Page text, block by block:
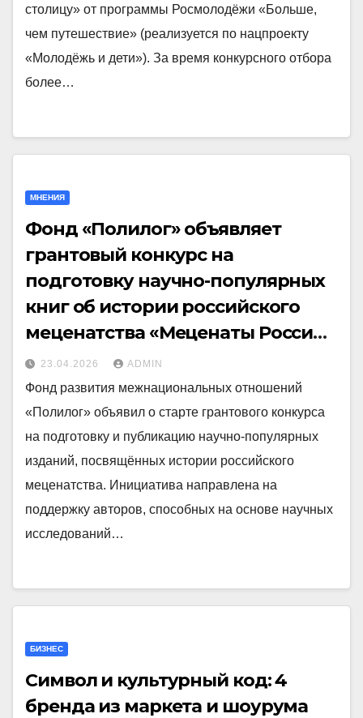
столицу» от программы Росмолодёжи «Больше,
чем путешествие» (реализуется по нацпроекту
«Молодёжь и дети»). За время конкурсного отбора
более…
МНЕНИЯ
Фонд «Полилог» объявляет
грантовый конкурс на
подготовку научно-популярных
книг об истории российского
меценатства «Меценаты России:
истоки благотворительности»
23.04.2026 ADMIN
Фонд развития межнациональных отношений
«Полилог» объявил о старте грантового конкурса
на подготовку и публикацию научно-популярных
изданий, посвящённых истории российского
меценатства. Инициатива направлена на
поддержку авторов, способных на основе научных
исследований…
БИЗНЕС
Символ и культурный код: 4
бренда из маркета и шоурума